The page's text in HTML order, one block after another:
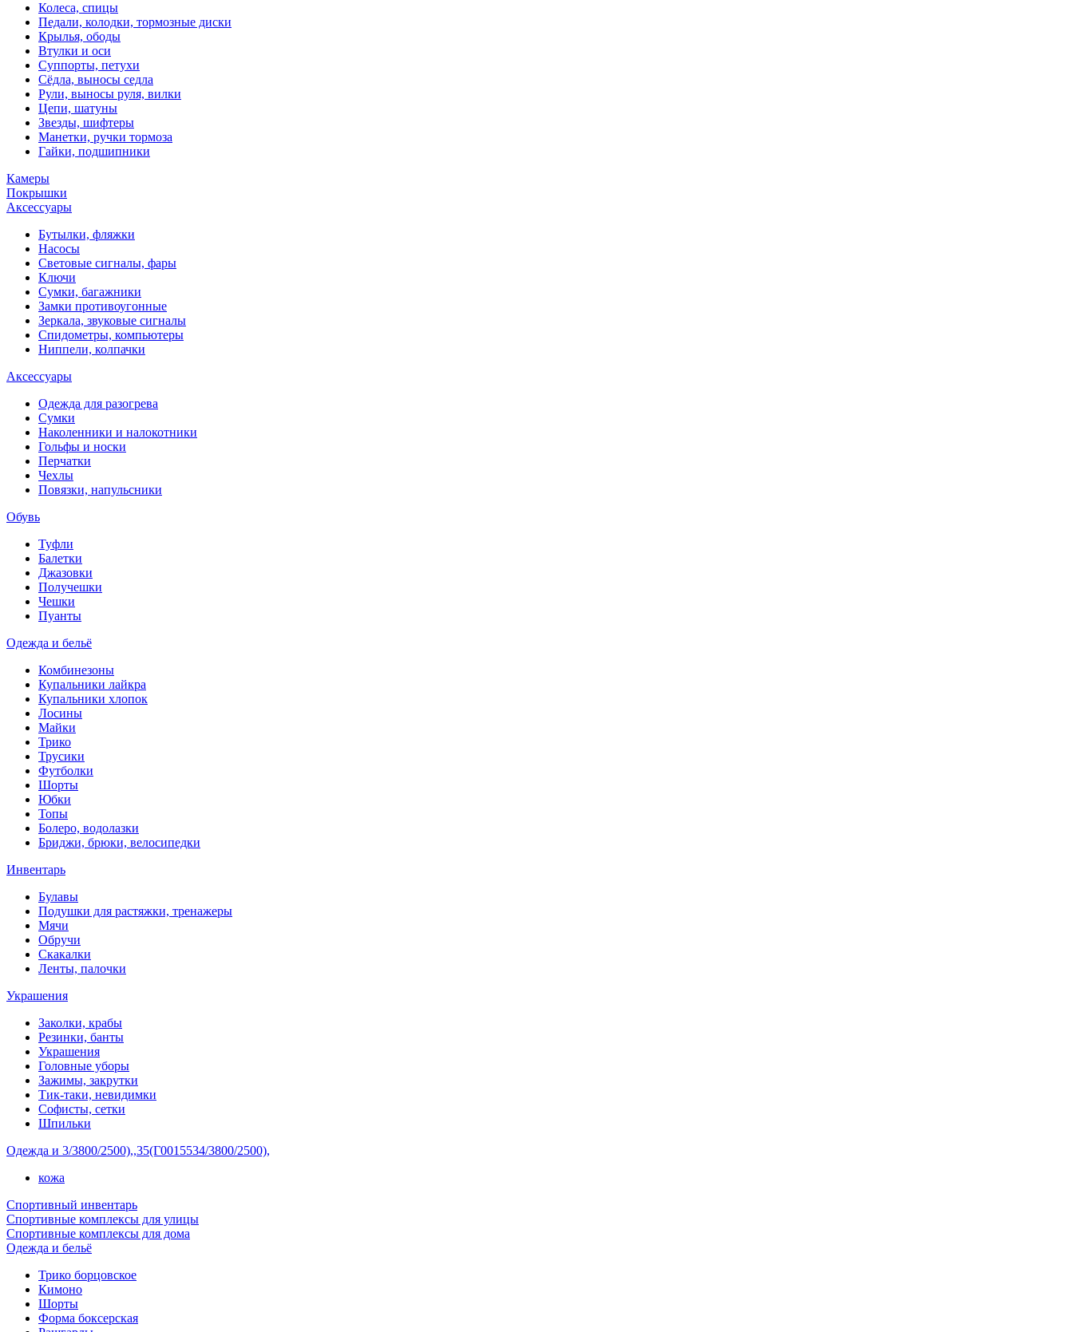
Колеса, спицы
Педали, колодки, тормозные диски
Крылья, ободы
Втулки и оси
Суппорты, петухи
Сёдла, выносы седла
Рули, выносы руля, вилки
Цепи, шатуны
Звезды, шифтеры
Манетки, ручки тормоза
Гайки, подшипники
Камеры
Покрышки
Аксессуары
Бутылки, фляжки
Насосы
Световые сигналы, фары
Ключи
Сумки, багажники
Замки противоугонные
Зеркала, звуковые сигналы
Спидометры, компьютеры
Ниппели, колпачки
Аксессуары
Одежда для разогрева
Сумки
Наколенники и налокотники
Гольфы и носки
Перчатки
Чехлы
Повязки, напульсники
Обувь
Туфли
Балетки
Джазовки
Получешки
Чешки
Пуанты
Одежда и бельё
Комбинезоны
Купальники лайкра
Купальники хлопок
Лосины
Майки
Трико
Трусики
Футболки
Шорты
Юбки
Топы
Болеро, водолазки
Бриджи, брюки, велосипедки
Инвентарь
Булавы
Подушки для растяжки, тренажеры
Мячи
Обручи
Скакалки
Ленты, палочки
Украшения
Заколки, крабы
Резинки, банты
Украшения
Головные уборы
Зажимы, закрутки
Тик-таки, невидимки
Софисты, сетки
Шпильки
Одежда и 3/3800/2500),,35(Г0015534/3800/2500),
кожа
Спортивный инвентарь
Спортивные комплексы для улицы
Спортивные комплексы для дома
Одежда и бельё
Трико борцовское
Кимоно
Шорты
Форма боксерская